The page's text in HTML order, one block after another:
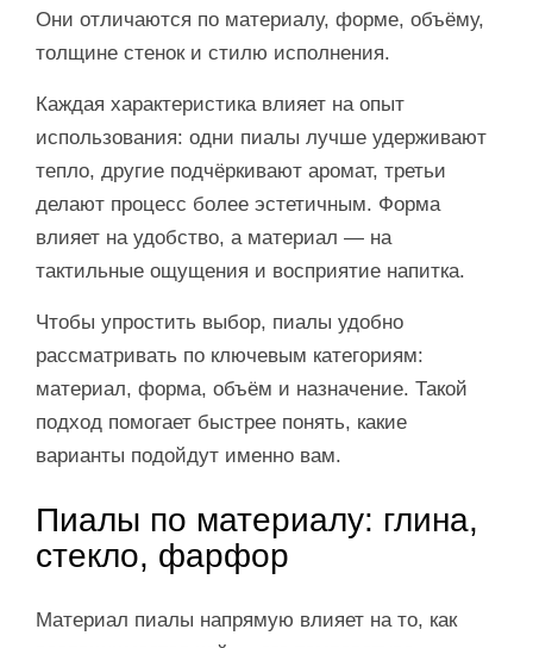
Они отличаются по материалу, форме, объёму,
толщине стенок и стилю исполнения.
Каждая характеристика влияет на опыт
использования: одни пиалы лучше удерживают
тепло, другие подчёркивают аромат, третьи
делают процесс более эстетичным. Форма
влияет на удобство, а материал — на
тактильные ощущения и восприятие напитка.
Чтобы упростить выбор, пиалы удобно
рассматривать по ключевым категориям:
материал, форма, объём и назначение. Такой
подход помогает быстрее понять, какие
варианты подойдут именно вам.
Пиалы по материалу: глина,
стекло, фарфор
Материал пиалы напрямую влияет на то, как